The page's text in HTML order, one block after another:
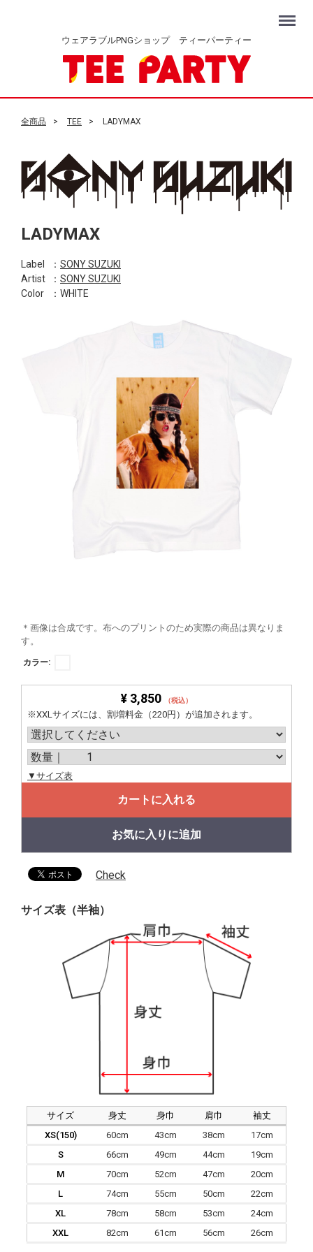
ウェアラブルPNGショップ ティーパーティー
Menu
全商品 TEE LADYMAX
LADYMAX
Label ： SONY SUZUKI
Artist
： SONY SUZUKI
Color
：WHITE
＊画像は合成です。布へのプリントのため実際の商品は異なりま
す。
カラー:
¥ 3,850 （税込）
※XXLサイズには、割増料金（220円）が追加されます。
▼サイズ表
カートに入れる
お気に入りに追加
Check
サイズ表（半袖）
サイズ 身丈 身巾 肩巾
袖丈
XS(150)
60cm 43cm 38cm
17cm
S
66cm 49cm 44cm
19cm
M
70cm 52cm 47cm
20cm
L
74cm 55cm 50cm
22cm
XL
78cm 58cm 53cm
24cm
XXL
82cm 61cm 56cm 26cm